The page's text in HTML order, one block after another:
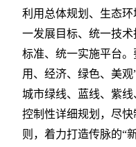
利用总体规划、生态
一发展目标、统一技
标准、统一实施平台
用、经济、绿色、美
城市绿线、蓝线、紫
控制性详细规划，尽
则，着力打造传脉的“